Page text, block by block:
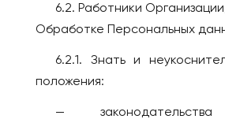
6.2. Работники
Обработке Персональных
6.2.1. Знать и
положения:
— законодательства